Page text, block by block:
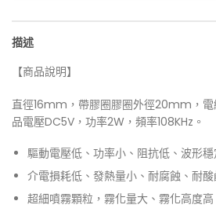
描述
【商品說明】
直徑16mm，帶膠圈膠圈外徑20mm，
品電壓DC5V，功率2W，頻率108KHz。
驅動電壓低、功率小、阻抗低、波形穩
介電損耗低、發熱量小、耐腐蝕、耐酸
超細噴霧顆粒，霧化量大、霧化高度高